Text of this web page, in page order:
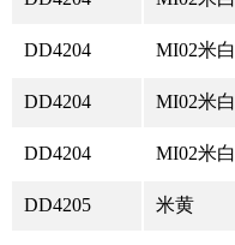
DD4204 MI02米白
DD4204 MI02米白
DD4204 MI02米白
DD4205 米黄